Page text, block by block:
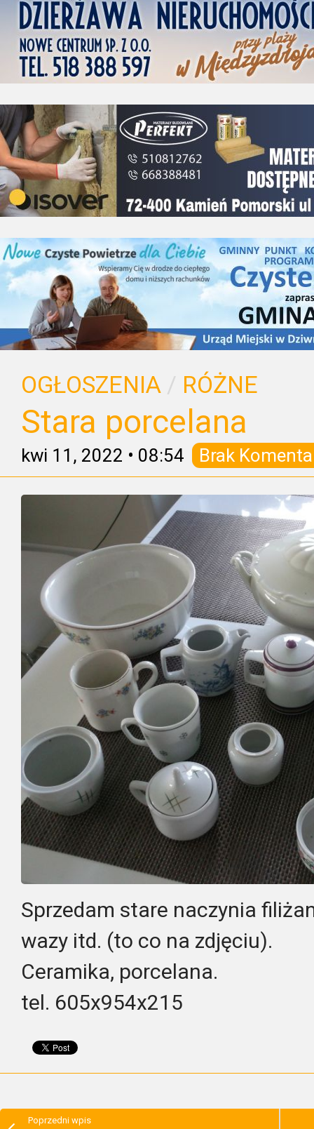
OGŁOSZENIA / RÓŻNE
Stara porcelana
kwi 11, 2022 • 08:54 Brak
Sprzedam stare naczynia
wazy itd. (to co na zdjęciu).
Ceramika, porcelana.
tel. 605x954x215
Poprzedni wpis